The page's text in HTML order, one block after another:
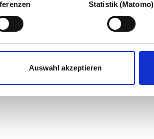
Statistik (Matomo)
Auswahl akzeptieren